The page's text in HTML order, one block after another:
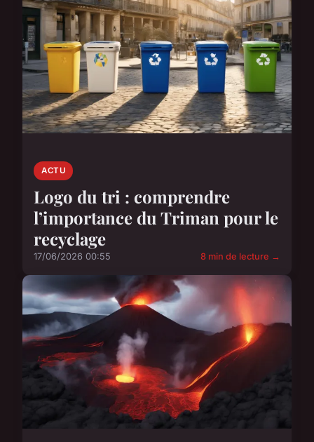
ACTU
Logo du tri : comprendre
l’importance du Triman pour le
recyclage
17/06/2026 00:55 8 min de lecture →